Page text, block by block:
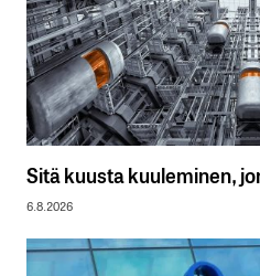
Sitä kuusta kuuleminen,
6.8.2026